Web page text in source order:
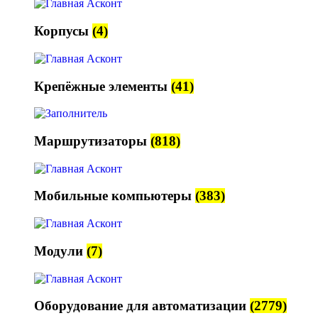
Корпусы (4)
Крепёжные элементы (41)
Маршрутизаторы (818)
Мобильные компьютеры (383)
Модули (7)
Оборудование для автоматизации (2779)